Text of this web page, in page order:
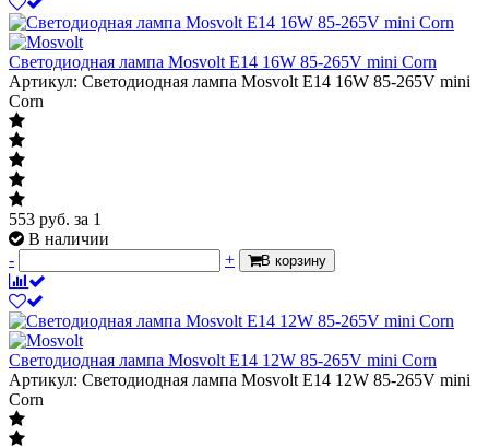
Светодиодная лампа Mosvolt E14 16W 85-265V mini Corn
Артикул: Светодиодная лампа Mosvolt E14 16W 85-265V mini
Corn
553 руб. за 1
В наличии
-
+ В корзину
Светодиодная лампа Mosvolt E14 12W 85-265V mini Corn
Артикул: Светодиодная лампа Mosvolt E14 12W 85-265V mini
Corn